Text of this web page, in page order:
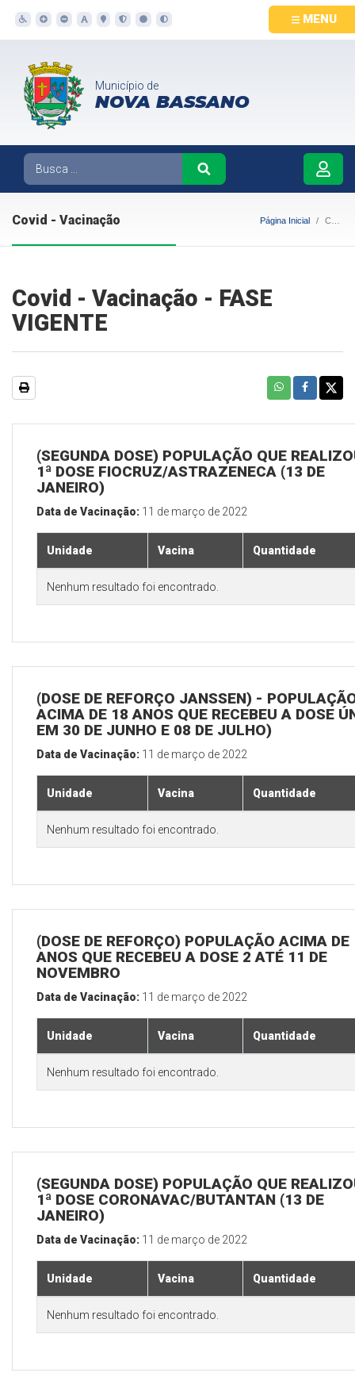
MENU
Município de
NOVA BASSANO
Covid - Vacinação Página Inicial Covid - Vacinação
Covid - Vacinação - FASE
VIGENTE
(SEGUNDA DOSE) POPULAÇÃO QUE
1ª DOSE FIOCRUZ/ASTRAZENECA (13 DE
JANEIRO)
Data de Vacinação: 11 de março de 2022
Unidade Vacina Quantidade
Nenhum resultado foi encontrado.
(DOSE DE REFORÇO JANSSEN) -
ACIMA DE 18 ANOS QUE RECEBEU A DOSE
EM 30 DE JUNHO E 08 DE JULHO)
Data de Vacinação: 11 de março de 2022
Unidade Vacina Quantidade
Nenhum resultado foi encontrado.
(DOSE DE REFORÇO) POPULAÇÃO ACIMA DE
ANOS QUE RECEBEU A DOSE 2 ATÉ 11 DE
NOVEMBRO
Data de Vacinação: 11 de março de 2022
Unidade Vacina Quantidade
Nenhum resultado foi encontrado.
(SEGUNDA DOSE) POPULAÇÃO QUE
1ª DOSE CORONAVAC/BUTANTAN (13 DE
JANEIRO)
Data de Vacinação: 11 de março de 2022
Unidade Vacina Quantidade
Nenhum resultado foi encontrado.